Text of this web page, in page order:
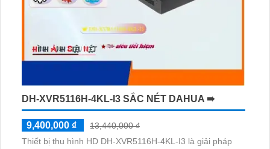
DH-XVR5116H-4KL-I3 SẮC NÉT DAHUA ➠
9,400,000 ₫
13,440,000 ₫
Thiết bị thu hình HD DH-XVR5116H-4KL-I3 là giải pháp